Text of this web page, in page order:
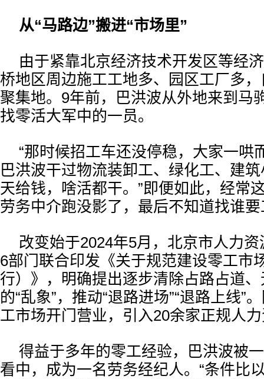
从“马路边”搬进“市场里”
由于紧靠北京经济技术开发区等经
桥地区周边施工工地多、园区工厂多
聚集地。9年前，巴洪波从外地来到马
找零活大军中的一员。
“那时候招工车还没停稳，大家一哄
巴洪波干过物流装卸工、绿化工、建
天给钱，啥活都干。”即便如此，经常
劳务中介跑没影了，最后不知道找谁
改变始于2024年5月，北京市人力
6部门联合印发《关于规范建设零工市
行）》，明确提出逐步清除占路占道
的“乱象”，推动“退路进场”“退路上线”
工市场开门营业，引入20余家正规人
得益于多年的零工经验，巴洪波被
看中，成为一名劳务经纪人。“条件比